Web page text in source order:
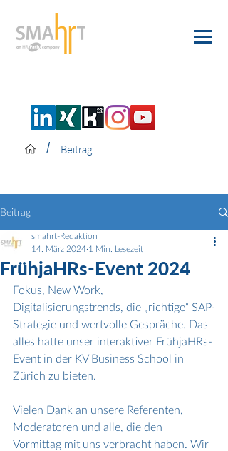
/ Beitrag
Beitrag
FrühjaHRs-Event 2024
smahrt-Redaktion
14. März 2024 1 Min. Lesezeit
Fokus, New Work,
Digitalisierungstrends, die „richtige“ SAP-
Strategie und wertvolle Gespräche. Das
alles hatte unser interaktiver FrühjaHRs-
Event in der KV Business School in
Zürich zu bieten.
Vielen Dank an unsere Referenten,
Moderatoren und alle, die den
Vormittag mit uns verbracht haben. Wir